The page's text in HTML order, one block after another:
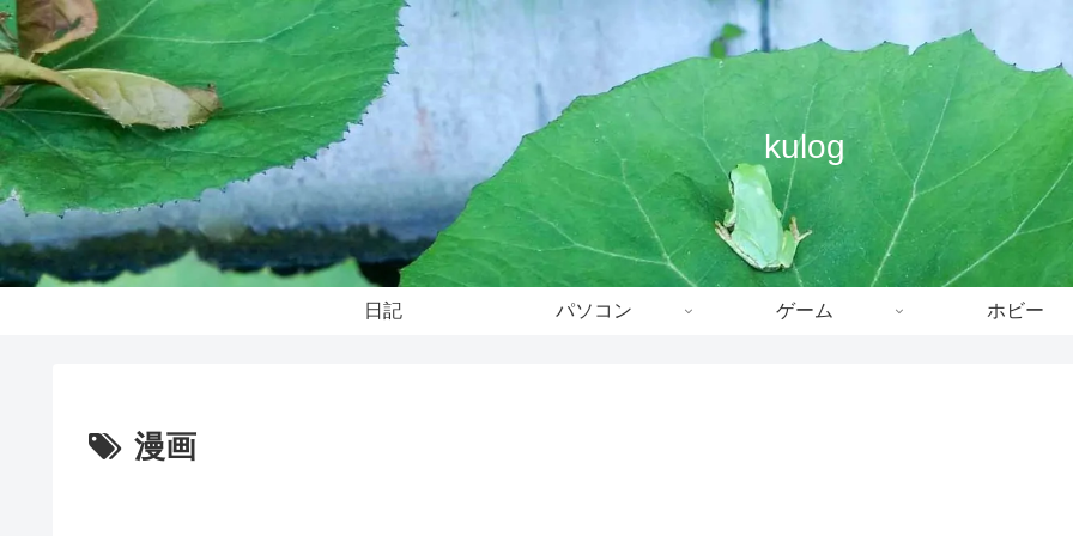
kulog
日記 パソコン ゲーム ホビー
漫画